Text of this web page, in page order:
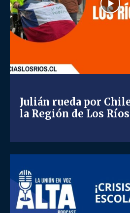
Julián rueda por
la Región de Los Ríos